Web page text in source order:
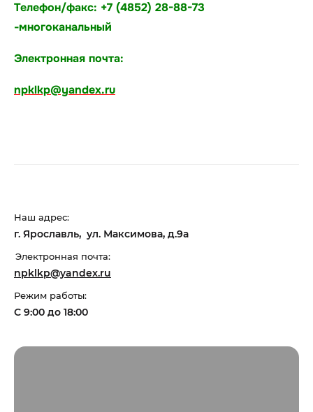
Телефон/факс: +7 (4852) 28-88-73
-многоканальный
Электронная почта:
npklkp@yandex.ru
Электронная почта:
npklkp@yandex.ru
Режим работы:
С 9:00 до 18:00
Наш адрес:
г. Ярославль, ул. Максимова, д.9а